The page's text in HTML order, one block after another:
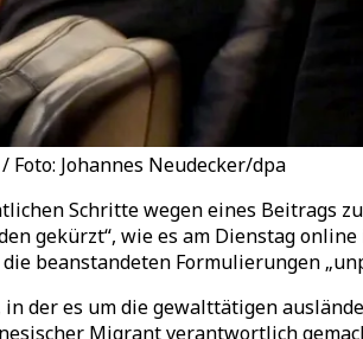
Johannes Neudecker/dpa
Schritte wegen eines Beitrags
gekürzt“, wie es am Dienstag
beanstandeten Formulierungen
in der es um die gewalttätigen
Migrant verantwortlich